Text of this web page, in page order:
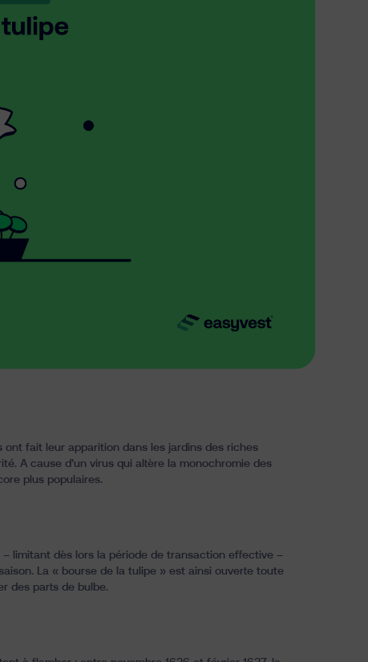
ont fait leur apparition dans les jardins des riches
A cause d’un virus qui altère la monochromie des
plus populaires.
limitant dès lors la période de transaction effective –
La « bourse de la tulipe » est ainsi ouverte toute
des parts de bulbe.